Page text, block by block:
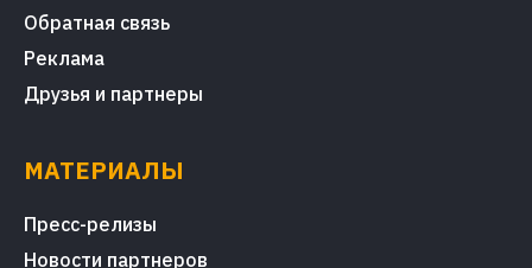
Обратная связь
Реклама
Друзья и партнеры
МАТЕРИАЛЫ
Пресс-релизы
Новости партнеров